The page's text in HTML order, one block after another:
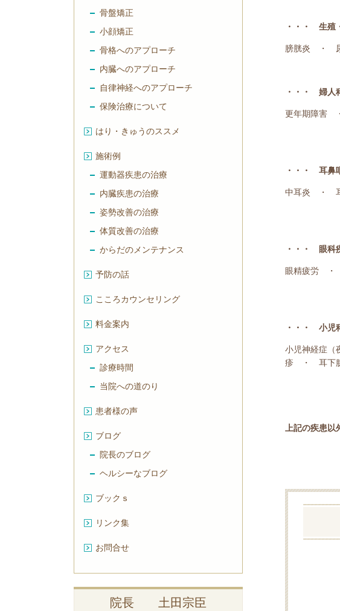
・・・ 生殖
膀胱炎 ・
・・・ 婦人
更年期障
・・・ 耳鼻
中耳炎 ・
・・・ 眼科
眼精疲労
・・・ 小児
小児神経症
疹 ・ 耳下
上記の疾患
骨盤矯正
小顔矯正
骨格へのアプローチ
内臓へのアプローチ
自律神経へのアプローチ
保険治療について
はり・きゅうのススメ
施術例
運動器疾患の治療
内臓疾患の治療
姿勢改善の治療
体質改善の治療
からだのメンテナンス
予防の話
こころカウンセリング
料金案内
アクセス
診療時間
当院への道のり
患者様の声
ブログ
院長のブログ
ヘルシーなブログ
ブックｓ
リンク集
お問合せ
院長 土田宗臣